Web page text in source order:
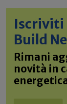
Iscriviti
Build
Rimani
novità in